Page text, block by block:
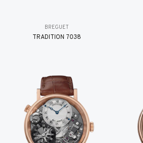
BREGUET
TRADITION 7038